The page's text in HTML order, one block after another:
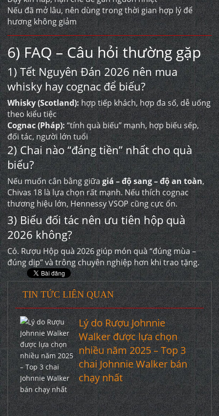
Nếu đã mở lâu, nên dùng trong thời gian hợp lý để
hương không giảm
6) FAQ – Câu hỏi thường gặp
1) Tết Nguyên Đán 2026 nên mua
whisky hay cognac để biếu?
Whisky (Scotland):hợp tiếp khách, hợp đa số, dễ uống
theo kiểu tiệc
Cognac (Pháp):“tính quà biếu” mạnh, hợp biếu sếp,
đối tác, người lớn tuổi
2) Chai nào “đáng tiền” nhất cho quà
biếu?
Nếu muốn cân bằng giữagiá – độ sang – độ an toàn,
Chivas 18 là lựa chọn rất mạnh. Nếu thích cognac
thương hiệu lớn, Hennessy VSOP cũng cực ổn.
3) Biếu đối tác nên ưu tiên hộp quà
2026 không?
Có.Rượu Hộp quà2026 giúp món quà “đúng mùa –
đúng dịp” và trông chuyên nghiệp hơn khi trao tặng.
TIN TỨC LIÊN QUAN
Lý do Rượu Johnnie
Walker được lựa chọn
nhiều năm 2025 – Top 3
chai Johnnie Walker bán
chạy nhất